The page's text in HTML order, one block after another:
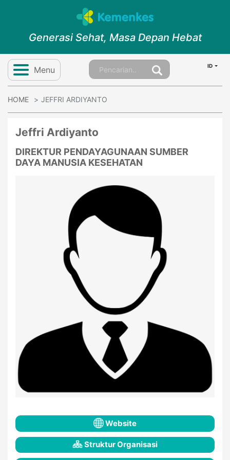
Generasi Sehat, Masa Depan Hebat
Menu ID
HOME JEFFRI ARDIYANTO
Jeffri Ardiyanto
DIREKTUR PENDAYAGUNAAN SUMBER
DAYA MANUSIA KESEHATAN
Website
Struktur Organisasi